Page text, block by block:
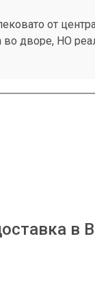
от
во дворе, НО
в